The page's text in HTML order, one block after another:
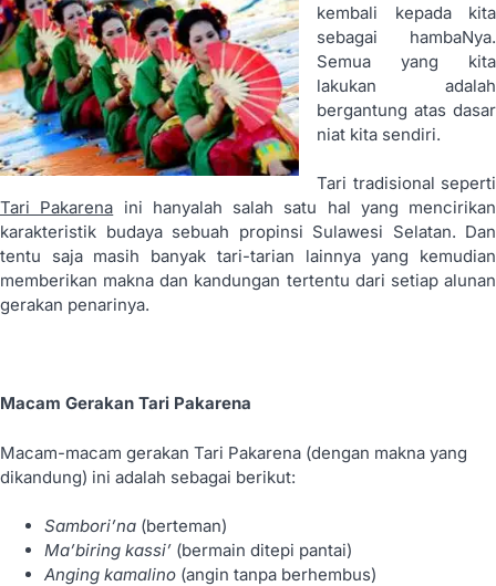
kembali kepada kita
sebagai hambaNya.
Semua yang kita
lakukan adalah
bergantung atas dasar
niat kita sendiri.
Tari tradisional seperti
Tari Pakarena ini hanyalah salah satu hal yang mencirikan
karakteristik budaya sebuah propinsi Sulawesi Selatan. Dan
tentu saja masih banyak tari-tarian lainnya yang kemudian
memberikan makna dan kandungan tertentu dari setiap alunan
gerakan penarinya.
Macam Gerakan Tari Pakarena
Macam-macam gerakan Tari Pakarena (dengan makna yang
dikandung) ini adalah sebagai berikut:
Sambori’na (berteman)
Ma’biring kassi’ (bermain ditepi pantai)
Anging kamalino (angin tanpa berhembus)